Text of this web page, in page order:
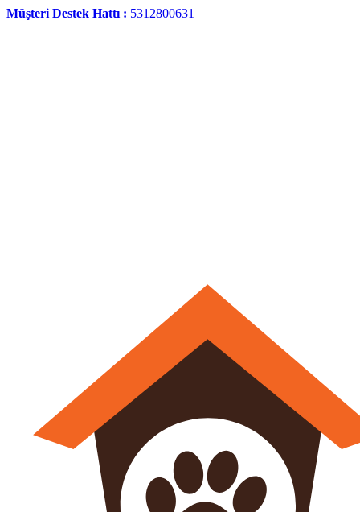
Müşteri Destek Hattı : 5312800631